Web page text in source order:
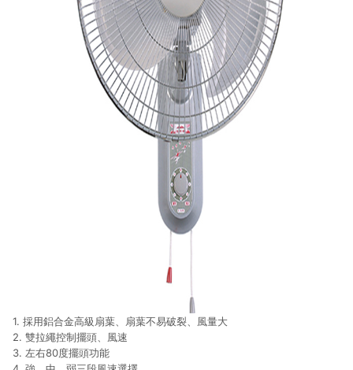
1. 採用鋁合金高級扇葉、扇葉不易破裂、風量大
2. 雙拉繩控制擺頭、風速
3. 左右80度擺頭功能